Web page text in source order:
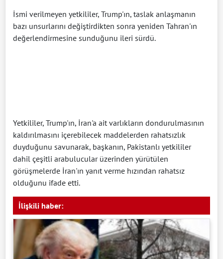
İsmi verilmeyen yetkililer, Trump'ın, taslak anlaşmanın
bazı unsurlarını değiştirdikten sonra yeniden Tahran'ın
değerlendirmesine sunduğunu ileri sürdü.
Yetkililer, Trump'ın, İran'a ait varlıkların dondurulmasının
kaldırılmasını içerebilecek maddelerden rahatsızlık
duyduğunu savunarak, başkanın, Pakistanlı yetkililer
dahil çeşitli arabulucular üzerinden yürütülen
görüşmelerde İran'ın yanıt verme hızından rahatsız
olduğunu ifade etti.
İlişkili haber: